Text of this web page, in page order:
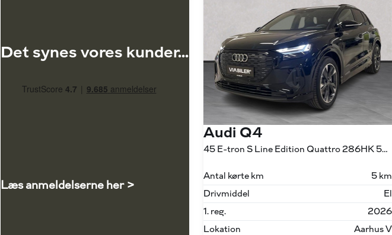
Det synes vores kunder...
Læs anmeldelserne her >
Audi Q4
45 E-tron S Line Edition Quattro 286HK 5d Aut.
Antal kørte km
5 km
Drivmiddel
El
1. reg.
2026
Lokation
Aarhus V